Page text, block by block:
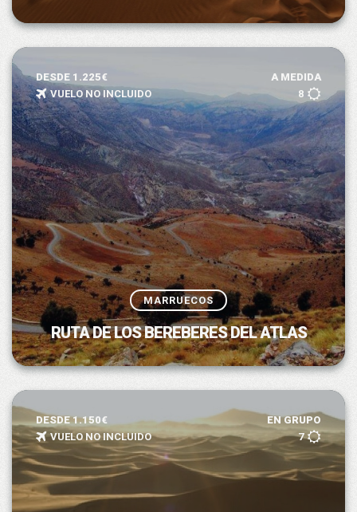
DESDE 1.225€
A MEDIDA
VUELO NO INCLUIDO
8
MARRUECOS
RUTA DE LOS BEREBERES DEL ATLAS
DESDE 1.150€
EN GRUPO
VUELO NO INCLUIDO
7